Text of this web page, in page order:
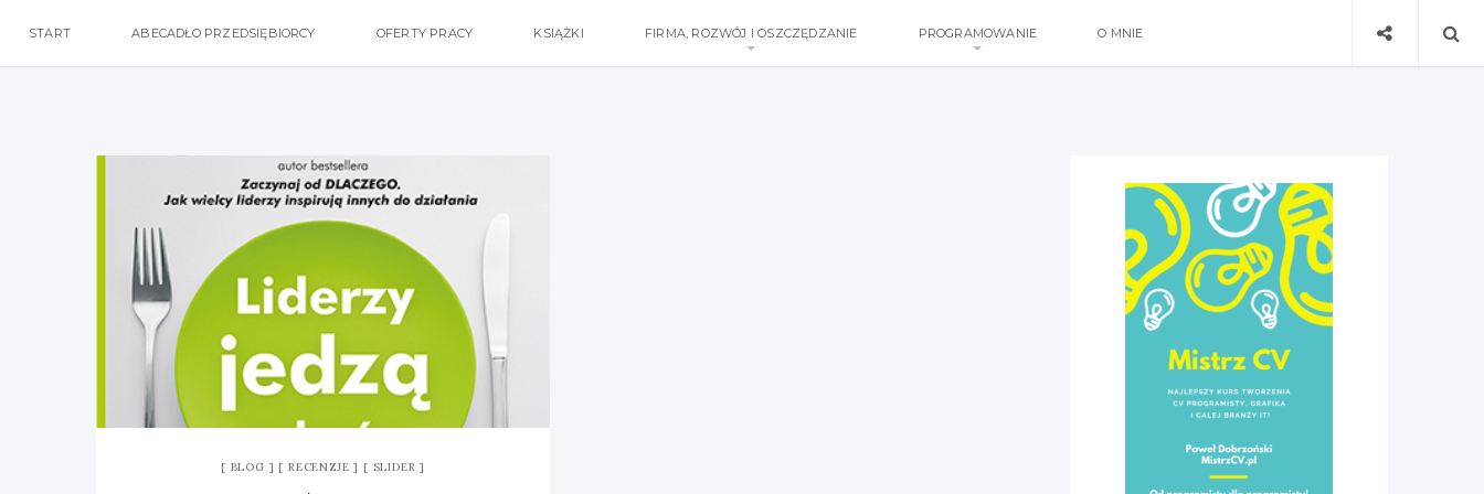
START ABECADŁO PRZEDSIĘBIORCY OFERTY PRACY KSIĄŻKI FIRMA, ROZWÓJ I OSZCZĘDZANIE PROGRAMOWANIE O MNIE
BLOG RECENZJE SLIDER